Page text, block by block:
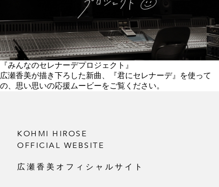
『みんなのセレナーデプロジェクト』
広瀬香美が描き下ろした新曲、『君にセレナーデ』を使って
の、思い思いの応援ムービーをご覧ください。
KOHMI HIROSE
OFFICIAL WEBSITE
広瀬香美オフィシャルサイト